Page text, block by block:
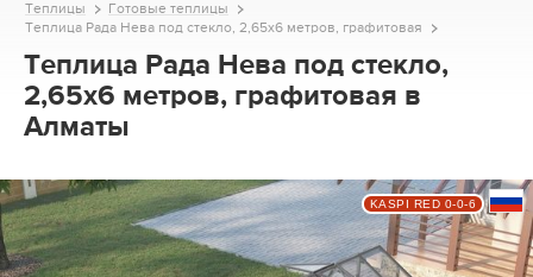
Теплицы
Готовые теплицы
Теплица Рада Нева под стекло, 2,65х6 метров, графитовая
Теплица Рада Нева под стекло,
2,65х6 метров, графитовая в
Алматы
KASPI RED 0-0-6